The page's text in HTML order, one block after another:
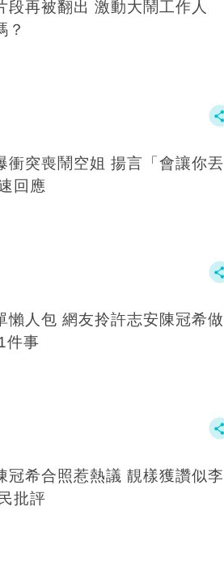
段再被翻出 激動大鬧工作人
？
衝突喪鬧空姐 揚言「會讓你丟
回應
志安陳冠希做
1件事
惹熱議 靚樣獲讚似李
民批評